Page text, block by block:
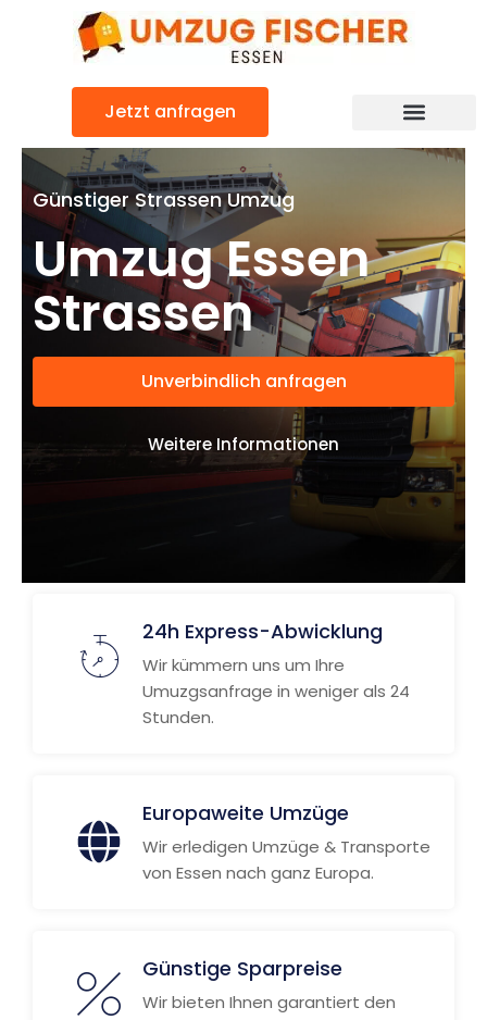
Jetzt anfragen
Günstiger Strassen Umzug
Umzug Essen
Strassen
Unverbindlich anfragen
Weitere Informationen
24h Express-Abwicklung
Wir kümmern uns um Ihre
Umuzgsanfrage in weniger als 24
Stunden.
Europaweite Umzüge
Wir erledigen Umzüge & Transporte
von Essen nach ganz Europa.
Günstige Sparpreise
Wir bieten Ihnen garantiert den